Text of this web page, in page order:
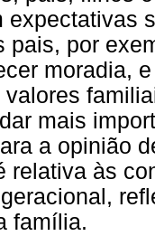
expectativas
pais, por
moradia,
mais
a opinião
relativa às
família.